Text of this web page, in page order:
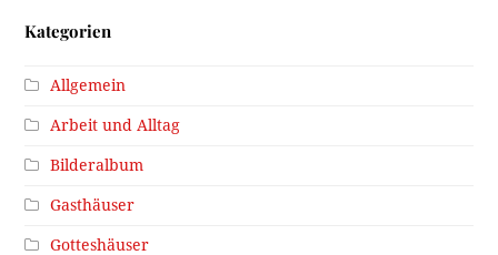
Kategorien
Allgemein
Arbeit und Alltag
Bilderalbum
Gasthäuser
Gotteshäuser